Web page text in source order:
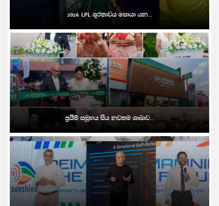
2026 LPL ශූරතාවය සොයා යන...
ප්‍රයිම් සමූහය සිය නවතම ශාඛාව...